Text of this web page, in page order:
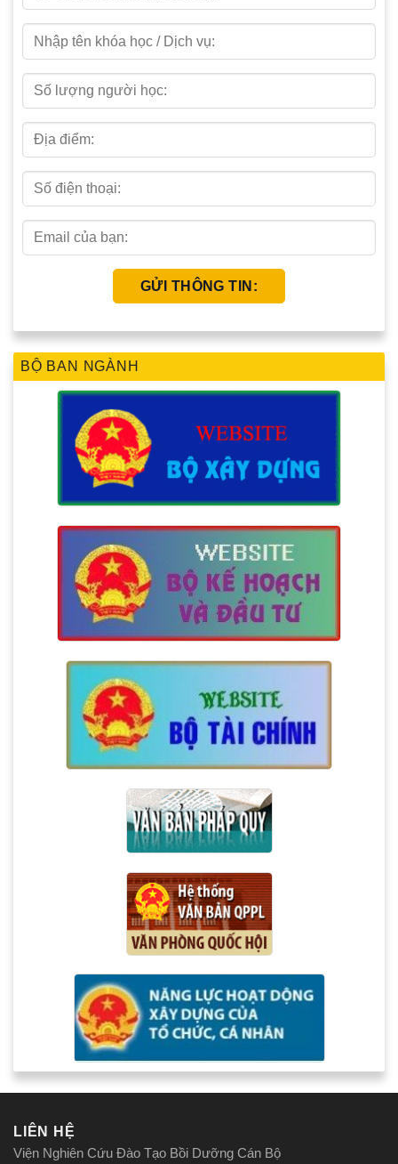
BỘ BAN NGÀNH
LIÊN HỆ
Viện Nghiên Cứu Đào Tạo Bồi Dưỡng Cán Bộ